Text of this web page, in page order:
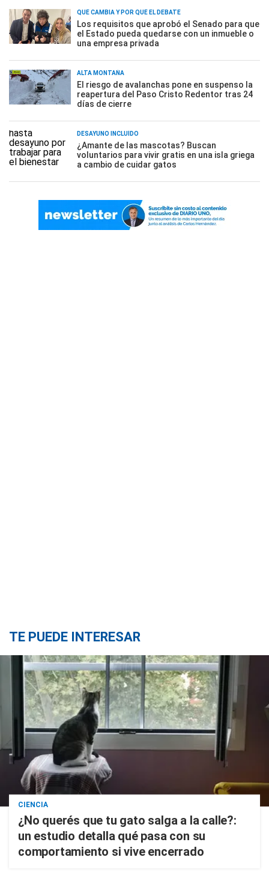
QUÉ CAMBIA Y POR QUÉ EL DEBATE
Los requisitos que aprobó el Senado para que
el Estado pueda quedarse con un inmueble o
una empresa privada
ALTA MONTAÑA
El riesgo de avalanchas pone en suspenso la
reapertura del Paso Cristo Redentor tras 24
días de cierre
DESAYUNO INCLUÍDO
¿Amante de las mascotas? Buscan
voluntarios para vivir gratis en una isla griega
a cambio de cuidar gatos
TE PUEDE INTERESAR
CIENCIA
¿No querés que tu gato salga a la calle?:
un estudio detalla qué pasa con su
comportamiento si vive encerrado